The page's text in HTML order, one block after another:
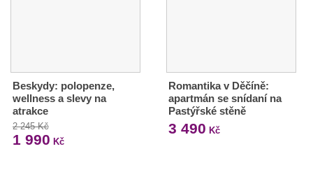
Beskydy: polopenze,
wellness a slevy na
atrakce
2 245 Kč
1 990 Kč
Romantika v Děčíně:
apartmán se snídaní na
Pastýřské stěně
3 490 Kč